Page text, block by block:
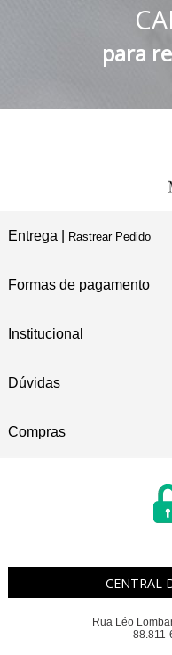
para
Entrega | Rastrear Pedido
Formas de pagamento
Institucional
Dúvidas
Compras
CENTRAL
Rua Léo
88.811-